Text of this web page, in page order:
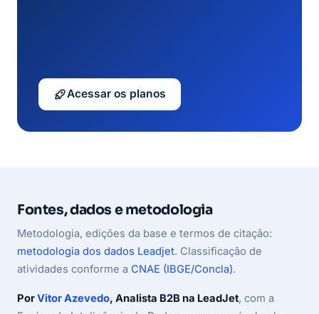
Acessar os planos
Fontes, dados e metodologia
Metodologia, edições da base e termos de citação:
metodologia dos dados Leadjet. Classificação de
atividades conforme a CNAE (IBGE/Concla).
PorVitor Azevedo, Analista B2B na LeadJet, com a